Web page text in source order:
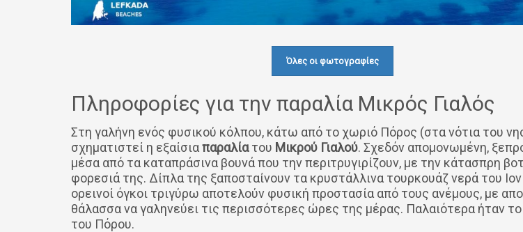
Όλες οι φωτογραφίες
Πληροφορίες για την παραλία Μικρός Γιαλός
Στη γαλήνη ενός φυσικού κόλπου, κάτω από το χωριό Πόρος (στα νότια του
σχηματιστεί η εξαίσιαπαραλίατου Μικρού Γιαλού. Σχεδόν απομονωμένη,
μέσα από τα καταπράσινα βουνά που την περιτρυγιρίζουν, με την κάτασπρη
φορεσιά της. Δίπλα της ξαποσταίνουν τα κρυστάλλινα τουρκουάζ νερά του
ορεινοί όγκοι τριγύρω αποτελούν φυσική προστασία από τους ανέμους, με
θάλασσα να γαληνεύει τις περισσότερες ώρες της μέρας. Παλαιότερα ήταν το
του Πόρου.